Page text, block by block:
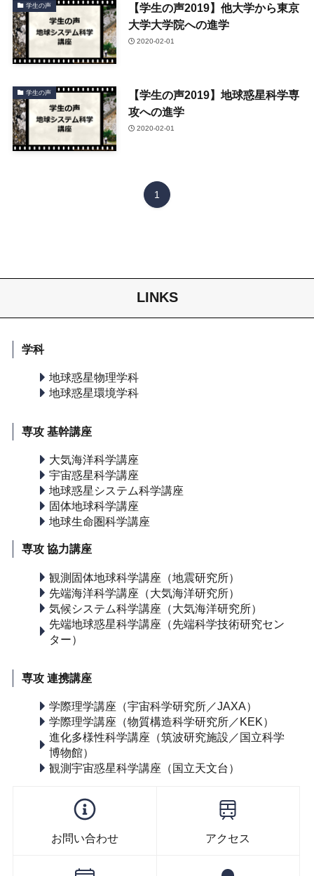
学生の声
【学生の声2019】他大学から東京
大学大学院への進学
2020-02-01
学生の声
【学生の声2019】地球惑星科学専
攻への進学
2020-02-01
1
LINKS
学科
地球惑星物理学科
地球惑星環境学科
専攻 基幹講座
大気海洋科学講座
宇宙惑星科学講座
地球惑星システム科学講座
固体地球科学講座
地球生命圏科学講座
専攻 協力講座
観測固体地球科学講座（地震研究所）
先端海洋科学講座（大気海洋研究所）
気候システム科学講座（大気海洋研究所）
先端地球惑星科学講座（先端科学技術研究セン
ター）
専攻 連携講座
学際理学講座（宇宙科学研究所／JAXA）
学際理学講座（物質構造科学研究所／KEK）
進化多様性科学講座（筑波研究施設／国立科学
博物館）
観測宇宙惑星科学講座（国立天文台）
お問い合わせ アクセス